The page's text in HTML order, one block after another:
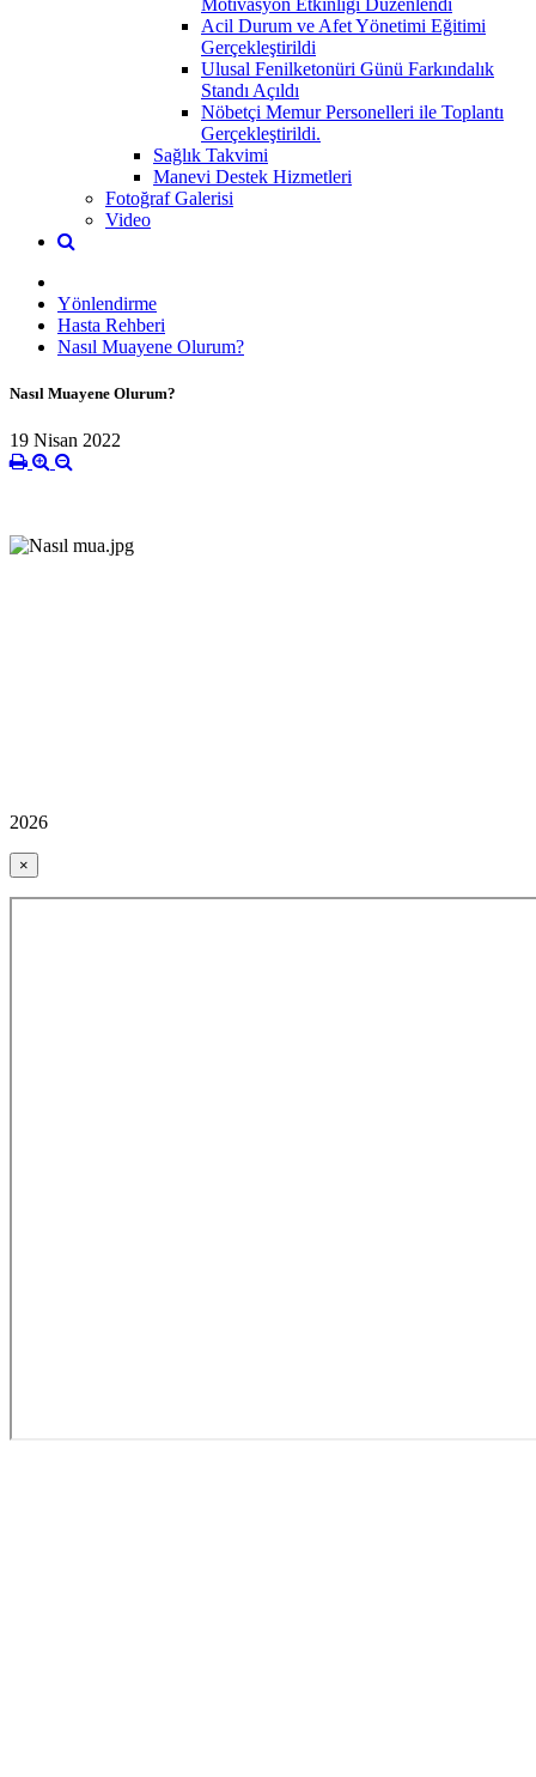
Acil Durum ve Afet Yönetimi Eğitimi
Gerçekleştirildi
Ulusal Fenilketonüri Günü Farkındalık
Standı Açıldı
Nöbetçi Memur Personelleri ile Toplantı
Gerçekleştirildi.
Sağlık Takvimi
Manevi Destek Hizmetleri
Fotoğraf Galerisi
Video
Yönlendirme
Hasta Rehberi
Nasıl Muayene Olurum?
Nasıl Muayene Olurum?
19 Nisan 2022
2026
×